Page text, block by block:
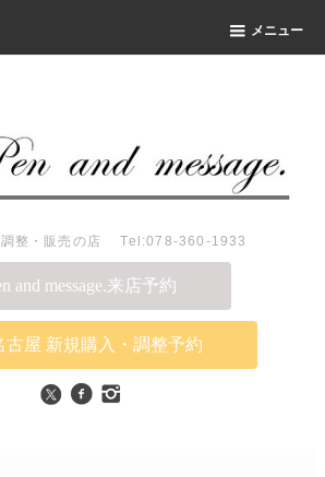
メニュー
調整・販売の店 Tel:078-360-1933
and message.来店予約
古屋 新規購入・調整予約